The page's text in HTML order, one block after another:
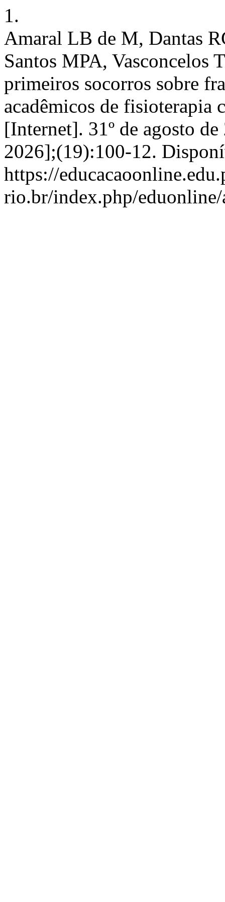
1.
Amaral LB de M, Dantas
Santos MPA, Vasconcelos
primeiros socorros sobre
acadêmicos de fisioterapia
[Internet]. 31º de agosto
2026];(19):100-12.
https://
rio.br/index.php/